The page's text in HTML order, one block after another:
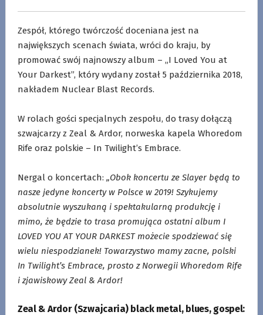
Zespół, którego twórczość doceniana jest na
największych scenach świata, wróci do kraju, by
promować swój najnowszy album – „I Loved You at
Your Darkest”, który wydany został 5 października 2018,
nakładem Nuclear Blast Records.
W rolach gości specjalnych zespołu, do trasy dołączą
szwajcarzy z Zeal & Ardor, norweska kapela Whoredom
Rife oraz polskie – In Twilight’s Embrace.
Nergal o koncertach: „Obok koncertu ze Slayer będą to
nasze jedyne koncerty w Polsce w 2019! Szykujemy
absolutnie wyszukaną i spektakularną produkcję i
mimo, że będzie to trasa promująca ostatni album I
LOVED YOU AT YOUR DARKEST możecie spodziewać się
wielu niespodzianek! Towarzystwo mamy zacne, polski
In Twilight’s Embrace, prosto z Norwegii Whoredom Rife
i zjawiskowy Zeal & Ardor!
Zeal & Ardor (Szwajcaria) black metal, blues, gospel: